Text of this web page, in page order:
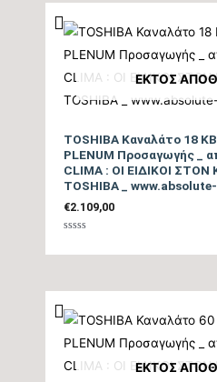
ΕΚΤΌΣ
TOSHIBA Καναλάτο 18
PLENUM Προσαγωγής _
CLIMA : ΟΙ ΕΙΔΙΚΟΙ
TOSHIBA _
€2.109,00
ΕΚΤΌΣ